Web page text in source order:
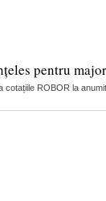
pentru
ROBOR la